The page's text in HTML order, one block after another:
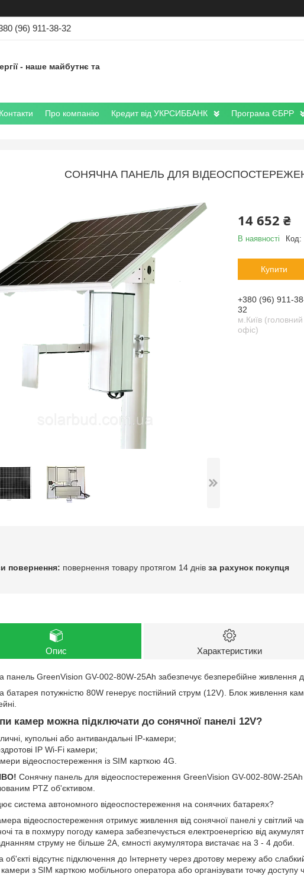
(96) 911-38-32
- наше майбутнє та
Контакти Про компанію Кредит від УКРСИББАНК Програма ЄБРР
СОНЯЧНА ПАНЕЛЬ ДЛЯ
14 652 ₴
В наявності Код:
Купити
+380 (96) 911-
32
м.Київ (головний
офіс)
повернення товару протягом 14 днів за рахунок покупця
Опис Характеристики
панель GreenVision GV-002-80W-25Ah забезпечує безперебійне живлення
батарея потужністю 80W генерує постійний струм (12V). Блок живлення
камер можна підключати до сонячної панелі 12V?
купольні або антивандальні IP-камери;
IP Wi-Fi камери;
відеоспостереження із SIM карткою 4G.
Сонячну панель для відеоспостереження GreenVision GV-002-80W-
PTZ об'єктивом.
система автономного відеоспостереження на сонячних батареях?
відеоспостереження отримує живлення від сонячної панелі у світлий
та в похмуру погоду камера забезпечується електроенергією від
струму не більше 2А, ємності акумулятора вистачає на 3 - 4 доби.
об'єкті відсутнє підключення до Інтернету через дротову мережу або
камери з SIM карткою мобільного оператора або організувати точку доступу